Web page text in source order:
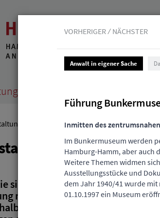
sich rechtzeitig zu unseren
nach der kostenlosen
eines Jahres für die Buchung
VORHERIGER NÄCHSTER
Anwalt in eigener Sache
Führung
Inmitten des
Im Bunkermuseum werden
Hamburg-Hamm, aber auch
Weitere Themen widmen
Ausstellungsstücke und
dem Jahr 1940/41 wurde
01.10.1997 ein Museum